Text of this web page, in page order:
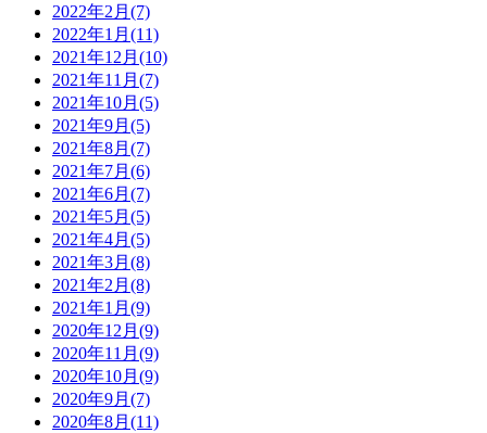
2022年2月(7)
2022年1月(11)
2021年12月(10)
2021年11月(7)
2021年10月(5)
2021年9月(5)
2021年8月(7)
2021年7月(6)
2021年6月(7)
2021年5月(5)
2021年4月(5)
2021年3月(8)
2021年2月(8)
2021年1月(9)
2020年12月(9)
2020年11月(9)
2020年10月(9)
2020年9月(7)
2020年8月(11)